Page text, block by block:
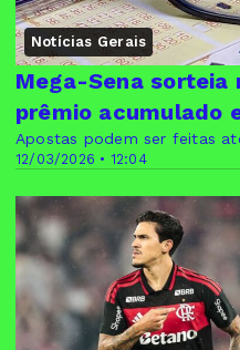
Notícias Gerais
12/03/2026 • 12:04
Mega-Sena
prêmio acumulado
Apostas podem ser feitas